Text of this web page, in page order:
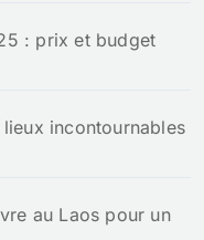
: prix et budget
incontournables
au Laos pour un